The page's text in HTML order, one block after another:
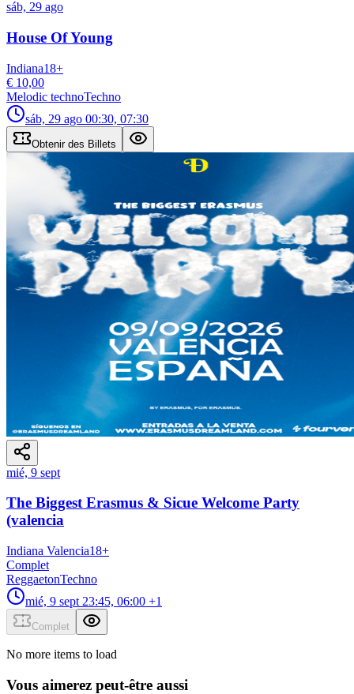
sáb, 29 ago
House Of Young
Indiana18+
€ 10,00
Melodic technoTechno
sáb, 29 ago 00:30, 07:30
Obtenir des Billets
mié, 9 sept
The Biggest Erasmus & Sicue Welcome Party
(valencia
Indiana Valencia18+
Complet
ReggaetonTechno
mié, 9 sept 23:45, 06:00 +1
Complet
No more items to load
Vous aimerez peut-être aussi